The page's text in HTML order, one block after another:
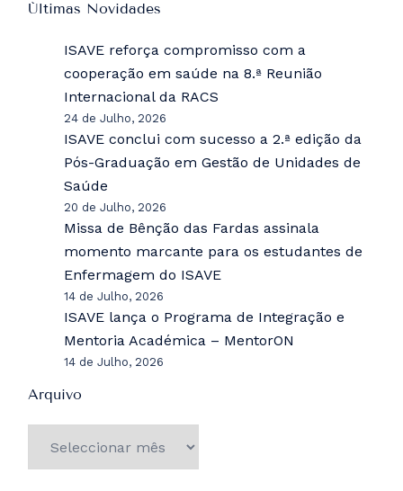
Últimas Novidades
ISAVE reforça compromisso com a
cooperação em saúde na 8.ª Reunião
Internacional da RACS
24 de Julho, 2026
ISAVE conclui com sucesso a 2.ª edição da
Pós-Graduação em Gestão de Unidades de
Saúde
20 de Julho, 2026
Missa de Bênção das Fardas assinala
momento marcante para os estudantes de
Enfermagem do ISAVE
14 de Julho, 2026
ISAVE lança o Programa de Integração e
Mentoria Académica – MentorON
14 de Julho, 2026
Arquivo